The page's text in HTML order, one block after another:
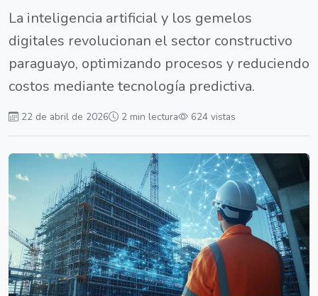
La inteligencia artificial y los gemelos
digitales revolucionan el sector constructivo
paraguayo, optimizando procesos y reduciendo
costos mediante tecnología predictiva.
22 de abril de 2026 2 min lectura 624 vistas